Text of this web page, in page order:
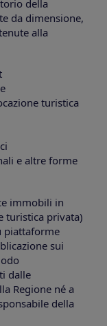
della
da dimensione,
alla
turistica
e altre forme
immobili in
turistica privata)
piattaforme
sui
dalle
Regione né a
della